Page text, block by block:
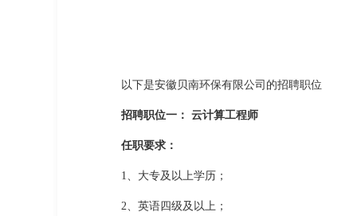
以下是安徽贝南环保有限公司的招聘职位
招聘职位一： 云计算工程师
任职要求：
1、大专及以上学历；
2、英语四级及以上；